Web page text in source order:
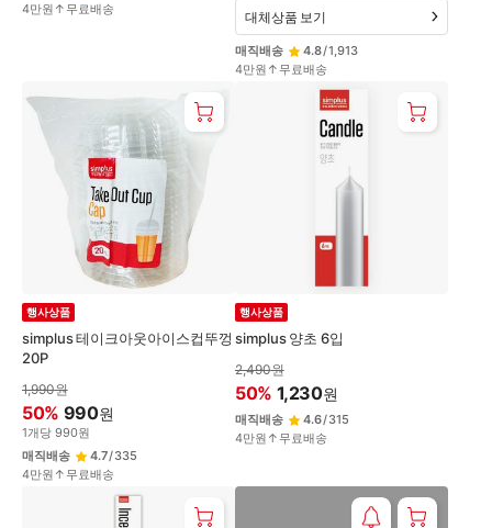
4만원↑무료배송
매직배송 4.8/1,913
4만원↑무료배송
대체상품 보기
simplus 테이크아웃아이스컵뚜껑
20P
행사상품
1,990원
50% 990원
1개당 990원
매직배송
4.7/335
4만원↑무료배송
simplus 양초 6입
행사상품
2,490원
50% 1,230원
매직배송 4.6/315
4만원↑무료배송